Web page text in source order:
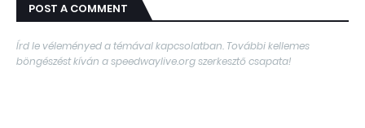
POST A COMMENT
Írd le véleményed a témával kapcsolatban. További kellemes
böngészést kíván a speedwaylive.org szerkesztő csapata!